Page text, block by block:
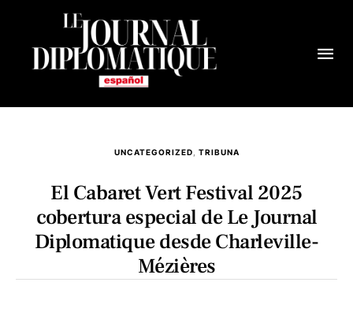
UNCATEGORIZED TRIBUNA
El Cabaret Vert Festival 2025
cobertura especial de Le Journal
Diplomatique desde Charleville-
Mézières